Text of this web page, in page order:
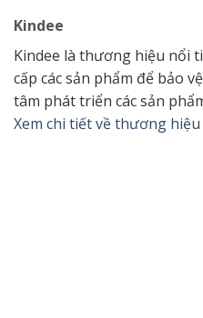
Kindee
Kindee là thương hiệu nổi
cấp các sản phẩm để bảo
tâm phát triển các sản
Xem chi tiết về thương hiệu